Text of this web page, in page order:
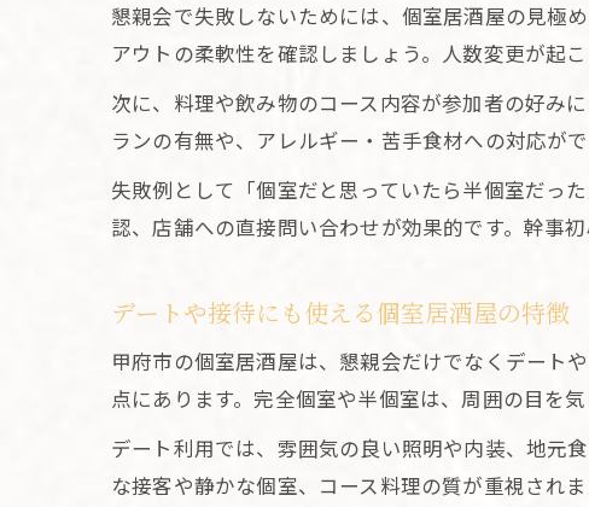
懇親会で失敗しないためには、個室居酒屋の見極
アウトの柔軟性を確認しましょう。人数変更が起
次に、料理や飲み物のコース内容が参加者の好み
ランの有無や、アレルギー・苦手食材への対応が
失敗例として「個室だと思っていたら半個室だっ
認、店舗への直接問い合わせが効果的です。幹事
デートや接待にも使える個室居酒屋の特徴
甲府市の個室居酒屋は、懇親会だけでなくデート
点にあります。完全個室や半個室は、周囲の目を
デート利用では、雰囲気の良い照明や内装、地元
な接客や静かな個室、コース料理の質が重視され